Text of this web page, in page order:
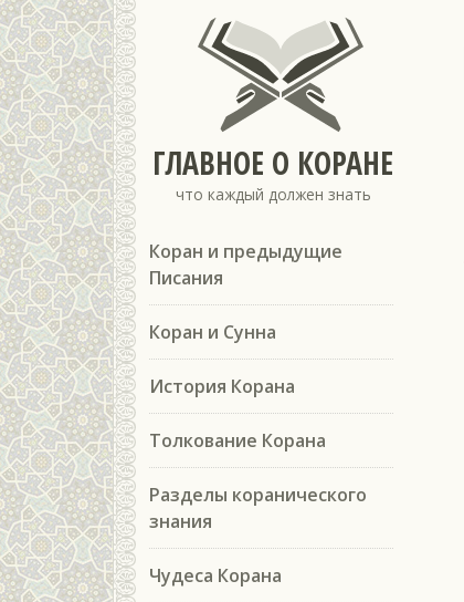
ГЛАВНОЕ О КОРАНЕ
что каждый должен знать
Коран и предыдущие
Писания
Коран и Сунна
История Корана
Толкование Корана
Разделы коранического
знания
Чудеса Корана